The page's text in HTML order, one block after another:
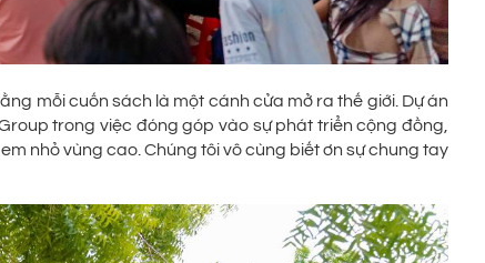
mỗi cuốn sách là một cánh cửa mở ra thế giới. Dự án
trong việc đóng góp vào sự phát triển cộng đồng,
nhỏ vùng cao. Chúng tôi vô cùng biết ơn sự chung tay